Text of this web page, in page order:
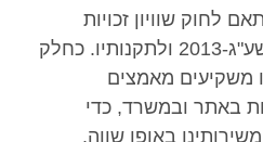
זכויות
לאנשים עם מוגבלויות תשע"ג-2013 ולתקנותיו. כחלק
מאמצים
כדי
שווה.